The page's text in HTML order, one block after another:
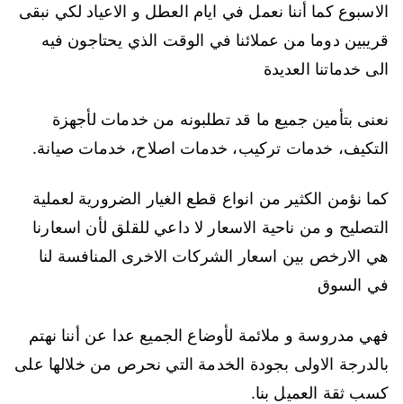
الاسبوع كما أننا نعمل في ايام العطل و الاعياد لكي نبقى
قريبين دوما من عملائنا في الوقت الذي يحتاجون فيه
الى خدماتنا العديدة
نعنى بتأمين جميع ما قد تطلبونه من خدمات لأجهزة
التكيف، خدمات تركيب، خدمات اصلاح، خدمات صيانة.
كما نؤمن الكثير من انواع قطع الغيار الضرورية لعملية
التصليح و من ناحية الاسعار لا داعي للقلق لأن اسعارنا
هي الارخص بين اسعار الشركات الاخرى المنافسة لنا
في السوق
فهي مدروسة و ملائمة لأوضاع الجميع عدا عن أننا نهتم
بالدرجة الاولى بجودة الخدمة التي نحرص من خلالها على
كسب ثقة العميل بنا.